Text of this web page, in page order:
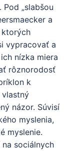
„slabšou
a
ktorých
vypracovať a
nízka miera
rôznorodosť
k
názor. Súvisí
myslenia,
myslenie.
sociálnych